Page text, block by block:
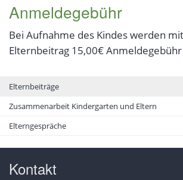
Anmeldegebühr
Bei Aufnahme des Kindes werden
Elternbeitrag 15,00€
Elternbeiträge
Zusammenarbeit Kindergarten und Eltern
Elterngespräche
Kontakt